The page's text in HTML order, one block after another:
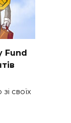
Fund
своїх